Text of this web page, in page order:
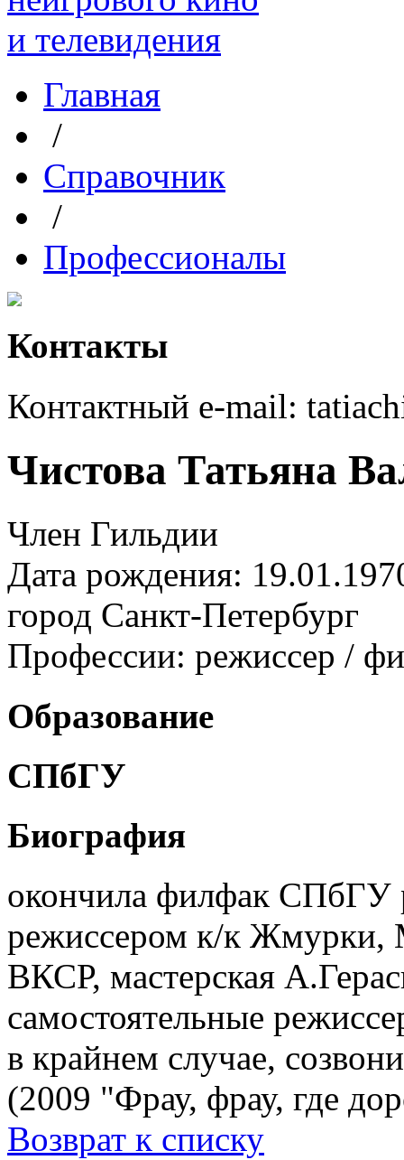
Главная
/
Справочник
/
Профессионалы
Контакты
Контактный e-mail:
Чистова Татьяна
Член Гильдии
Дата рождения:
город Санкт-Петербург
Профессии: режиссер /
Образование
СПбГУ
Биография
окончила филфак СПбГУ
режиссером к/к Жмурки,
ВКСР, мастерская
самостоятельные
в крайнем случае,
(2009 "Фрау, фрау, где
Возврат к списку